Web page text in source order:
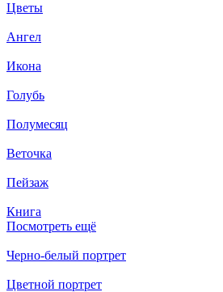
Цветы
Ангел
Икона
Голубь
Полумесяц
Веточка
Пейзаж
Книга
Посмотреть ещё
Черно-белый портрет
Цветной портрет